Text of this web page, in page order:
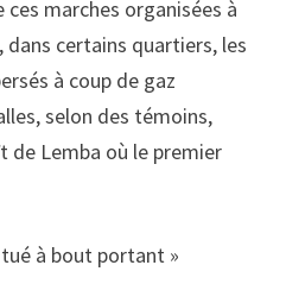
marches organisées à
dans certains quartiers, les
à coup de gaz
selon des témoins,
Lemba où le premier
à bout portant »